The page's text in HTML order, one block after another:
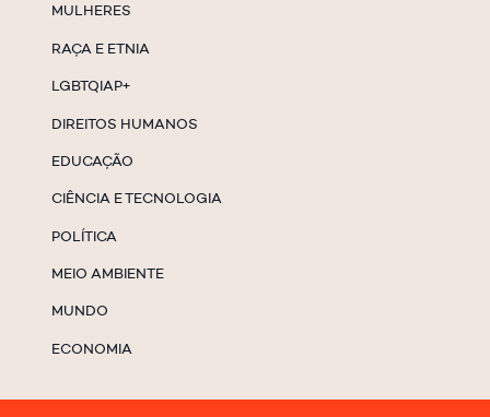
MULHERES
RAÇA E ETNIA
LGBTQIAP+
DIREITOS HUMANOS
EDUCAÇÃO
CIÊNCIA E TECNOLOGIA
POLÍTICA
MEIO AMBIENTE
MUNDO
ECONOMIA